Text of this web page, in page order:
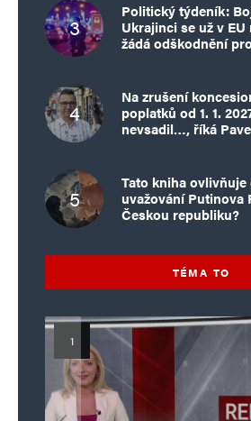
Politický týdeník:
Ukrajinci se už v
žádá odškodnění
Na zrušení
poplatků od 1. 1.
nevsadil…, říká
Tato kniha
uvažování Putinova
Českou republiku?
TÉMA TO
Islamistický teror v
Mýty o Václavu
Vymíráme a